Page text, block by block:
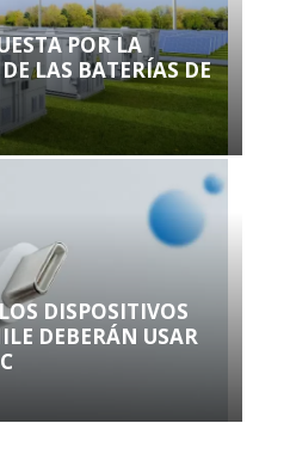
POR LA
LAS BATERÍAS DE
DISPOSITIVOS
DEBERÁN USAR